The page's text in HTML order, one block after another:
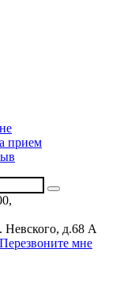
прием
Невского, д.68 А
Перезвоните мне